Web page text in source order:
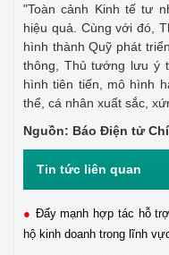
"Toàn cảnh Kinh tế tư
hiệu quả. Cùng với đó,
hình thành Quỹ phát
thông, Thủ tướng lưu ý
hình tiên tiến, mô hình
thể, cá nhân xuất sắc,
Nguồn: Báo Điện tử
Tin tức liên quan
Đẩy mạnh hợp tác hỗ
hộ kinh doanh trong lĩnh